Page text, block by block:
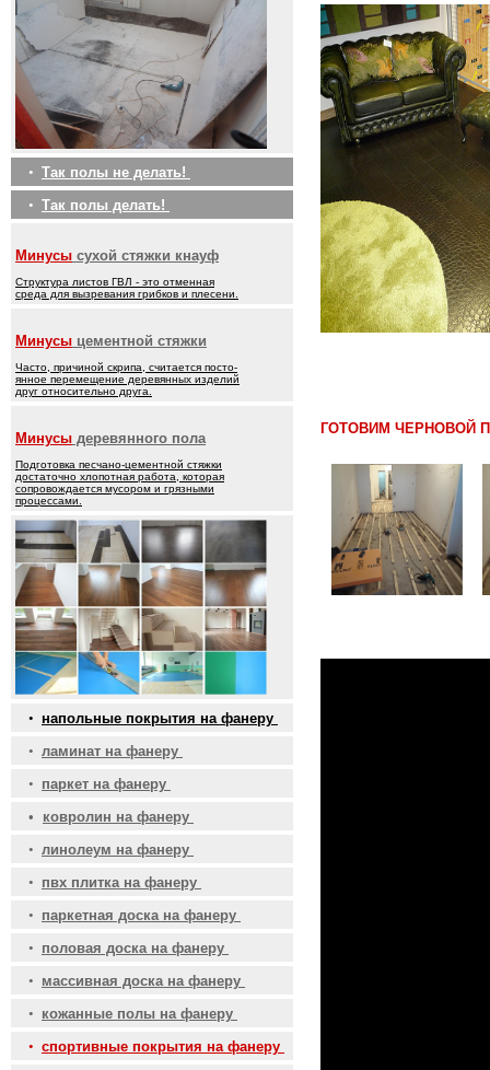
• Так полы не делать!
• Так полы делать!
Минусы сухой стяжки кнауф
Структура листов ГВЛ - это отменная
среда для вызревания грибков и плесени.
Минусы цементной стяжки
Часто, причиной скрипа, считается посто-
янное перемещение деревянных изделий
друг относительно друга.
Минусы деревянного пола
Подготовка песчано-цементной стяжки
достаточно хлопотная работа, которая
сопровождается мусором и грязными
процессами.
• напольные покрытия на фанеру
• ламинат на фанеру
• паркет на фанеру
•
ковролин на фанеру
• линолеум на фанеру
• пвх плитка на фанеру
• паркетная доска на фанеру
• половая доска на фанеру
• массивная доска на фанеру
• кожанные полы на фанеру
• спортивные покрытия на фанеру
ГОТОВИМ ЧЕРНОВОЙ